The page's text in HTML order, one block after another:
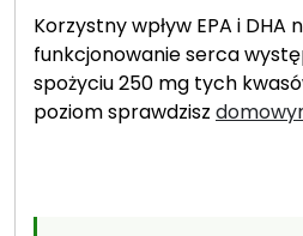
Korzystny wpływ EPA i DHA
funkcjonowanie serca
spożyciu 250 mg tych
poziom sprawdzisz